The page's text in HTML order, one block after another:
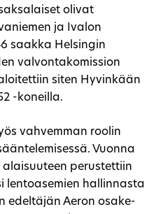
olivat
ja Ivalon
saakka Helsingin
valvontakomission
siten Hyvinkään
-koneilla.
vahvemman roolin
Vuonna
perustettiin
lentoasemien hallinnasta
edeltäjän Aeron osake-